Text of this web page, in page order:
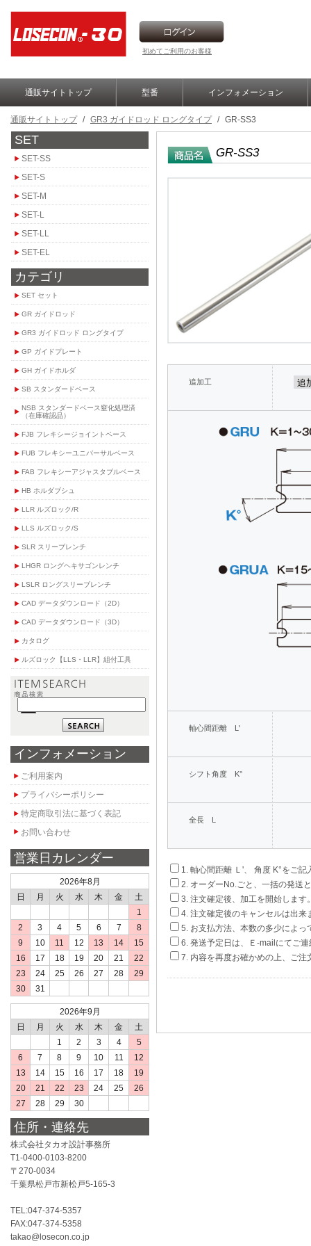
初めてご利用のお客様
通販サイトトップ 型番 インフォメーション
通販サイトトップ / GR3 ガイドロッド ロングタイプ / GR-SS3
SET
SET-SS
SET-S
SET-M
SET-L
SET-LL
SET-EL
カテゴリ
SET セット
GR ガイドロッド
GR3 ガイドロッド ロングタイプ
GP ガイドプレート
GH ガイドホルダ
SB スタンダードベース
NSB スタンダードベース窒化処理済
（在庫確認品）
FJB フレキシージョイントベース
FUB フレキシーユニバーサルベース
FAB フレキシーアジャスタブルベース
HB ホルダブシュ
LLR ルズロック/R
LLS ルズロック/S
SLR スリーブレンチ
LHGR ロングヘキサゴンレンチ
LSLR ロングスリーブレンチ
CAD データダウンロード（2D）
CAD データダウンロード（3D）
カタログ
ルズロック【LLS・LLR】組付工具
インフォメーション
ご利用案内
プライバシーポリシー
特定商取引法に基づく表記
お問い合わせ
営業日カレンダー
2026年8月
日
月 火 水 木 金
土
1
2
3 4 5 6 7
8
9
10 11 12 13 14
15
16
17 18 19 20 21
22
23
24 25 26 27 28
29
30
31
2026年9月
日
月 火 水 木 金
土
1
2 3 4
5
6
7 8 9 10 11
12
13
14 15 16 17 18
19
20
21 22 23 24 25
26
27
28 29 30
住所・連絡先
株式会社タカオ設計事務所
T1-0400-0103-8200
〒270-0034
千葉県松戸市新松戸5-165-3
TEL:047-374-5357
FAX:047-374-5358
takao@losecon.co.jp
GR-SS3
追加工
軸心間距離 L'
シフト角度 K°
全長 L
1. 軸心間距離 Ｌ'、 角度 K°をご記
2. オーダーNo.ごと、一括の発送
3. 注文確定後、加工を開始します
4. 注文確定後のキャンセルは出来
5. お支払方法、本数の多少によ
6. 発送予定日は、Ｅ-mailにてご
7. 内容を再度お確かめの上、ご注